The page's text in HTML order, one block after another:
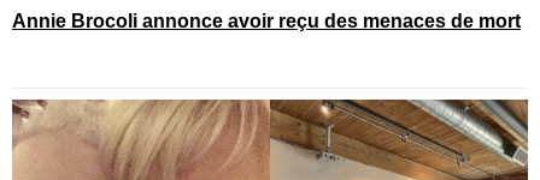
Annie Brocoli annonce avoir reçu des menaces de mort